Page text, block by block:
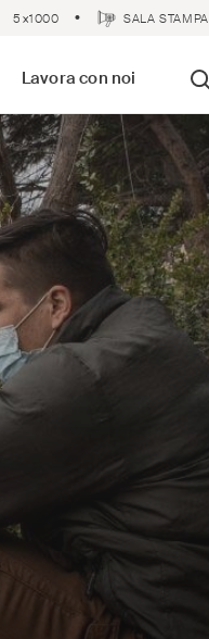
Lavora con noi
5×1000 SALA STAMPA